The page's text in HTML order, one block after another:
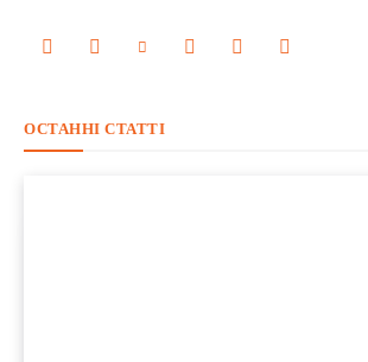
ОСТАННІ СТАТТІ